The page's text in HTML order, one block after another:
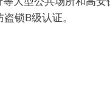
锁B级认证。